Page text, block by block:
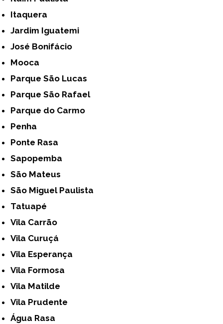
Itaquera
Jardim Iguatemi
José Bonifácio
Mooca
Parque São Lucas
Parque São Rafael
Parque do Carmo
Penha
Ponte Rasa
Sapopemba
São Mateus
São Miguel Paulista
Tatuapé
Vila Carrão
Vila Curuçá
Vila Esperança
Vila Formosa
Vila Matilde
Vila Prudente
Água Rasa